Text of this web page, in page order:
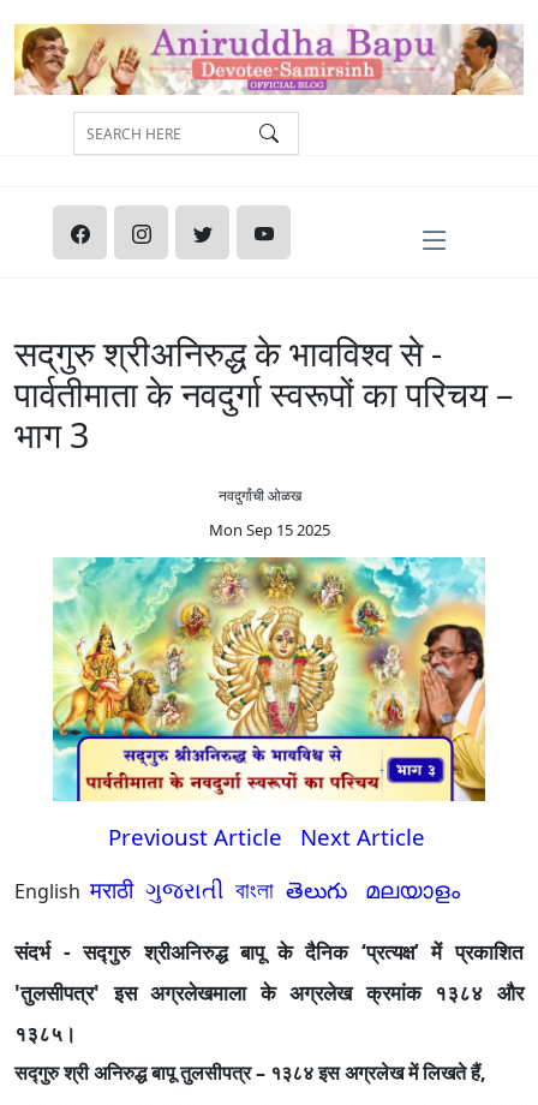
सद्‌गुरु श्रीअनिरुद्ध के भावविश्व से -
पार्वतीमाता के नवदुर्गा स्वरूपों का परिचय –
भाग 3
नवदुर्गांची ओळख
Mon Sep 15 2025
Previoust Article Next Article
English मराठी ગુજરાતી বাংলা తెలుగు മലയാളം
संदर्भ - सद्गुरु श्रीअनिरुद्ध बापू के दैनिक ‘प्रत्यक्ष’ में प्रकाशित
'तुलसीपत्र' इस अग्रलेखमाला के अग्रलेख क्रमांक १३८४ और
१३८५।
सद्गुरु श्री अनिरुद्ध बापू तुलसीपत्र – १३८४ इस अग्रलेख में लिखते हैं,